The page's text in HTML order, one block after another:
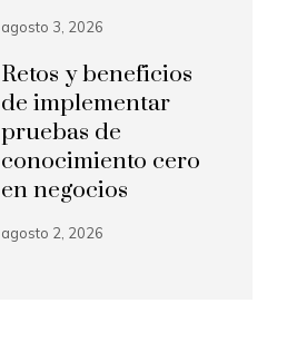
agosto 3, 2026
Retos y beneficios
de implementar
pruebas de
conocimiento cero
en negocios
agosto 2, 2026